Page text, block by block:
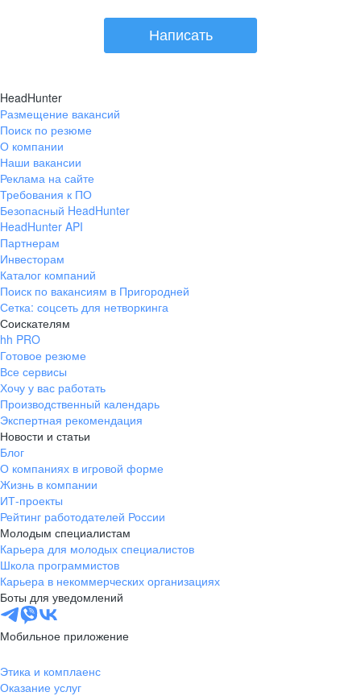
Написать
HeadHunter
Размещение вакансий
Поиск по резюме
О компании
Наши вакансии
Реклама на сайте
Требования к ПО
Безопасный HeadHunter
HeadHunter API
Партнерам
Инвесторам
Каталог компаний
Поиск по вакансиям в Пригородней
Сетка: соцсеть для нетворкинга
Соискателям
hh PRO
Готовое резюме
Все сервисы
Хочу у вас работать
Производственный календарь
Экспертная рекомендация
Новости и статьи
Блог
О компаниях в игровой форме
Жизнь в компании
ИТ-проекты
Рейтинг работодателей России
Молодым специалистам
Карьера для молодых специалистов
Школа программистов
Карьера в некоммерческих организациях
Боты для уведомлений
Мобильное приложение
Этика и комплаенс
Оказание услуг